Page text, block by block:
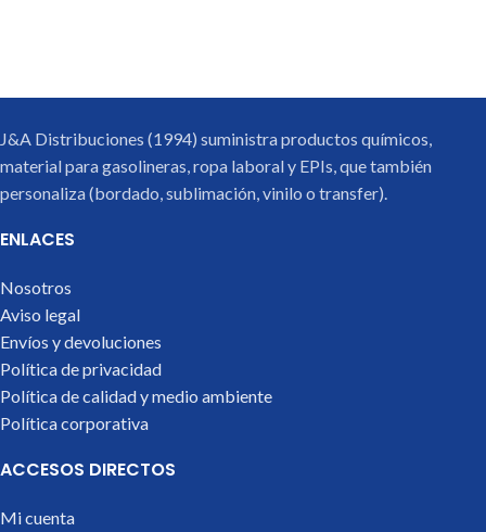
J&A Distribuciones (1994) suministra productos químicos,
material para gasolineras, ropa laboral y EPIs, que también
personaliza (bordado, sublimación, vinilo o transfer).
ENLACES
Nosotros
Aviso legal
Envíos y devoluciones
Política de privacidad
Política de calidad y medio ambiente
Política corporativa
ACCESOS DIRECTOS
Mi cuenta